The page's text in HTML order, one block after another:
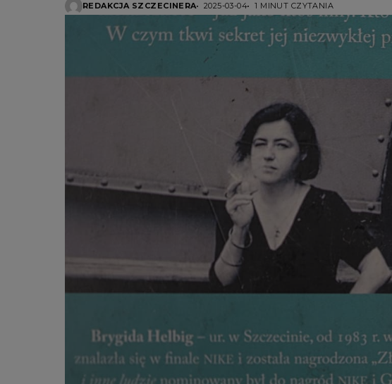
REDAKCJA SZCZECINERA 2025-03-04 1 MINUT CZYTANIA